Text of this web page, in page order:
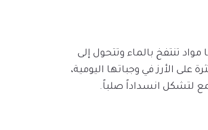
تنتفخ بالماء وتتحول إلى
الأرز في وجباتها اليومية،
لتشكل انسداداً صلباً.